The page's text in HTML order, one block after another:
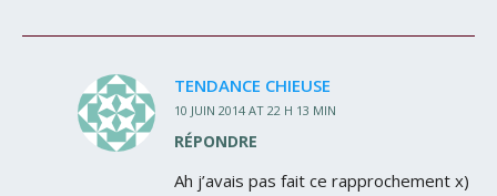
TENDANCE CHIEUSE
10 JUIN 2014 AT 22 H 13 MIN
RÉPONDRE
Ah j’avais pas fait ce rapprochement x)